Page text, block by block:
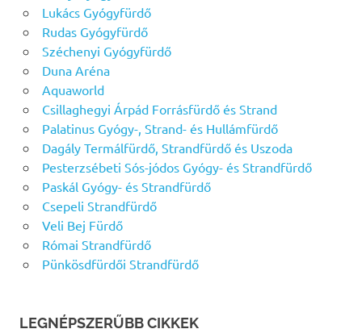
Lukács Gyógyfürdő
Rudas Gyógyfürdő
Széchenyi Gyógyfürdő
Duna Aréna
Aquaworld
Csillaghegyi Árpád Forrásfürdő és Strand
Palatinus Gyógy-, Strand- és Hullámfürdő
Dagály Termálfürdő, Strandfürdő és Uszoda
Pesterzsébeti Sós-jódos Gyógy- és Strandfürdő
Paskál Gyógy- és Strandfürdő
Csepeli Strandfürdő
Veli Bej Fürdő
Római Strandfürdő
Pünkösdfürdői Strandfürdő
LEGNÉPSZERŰBB CIKKEK